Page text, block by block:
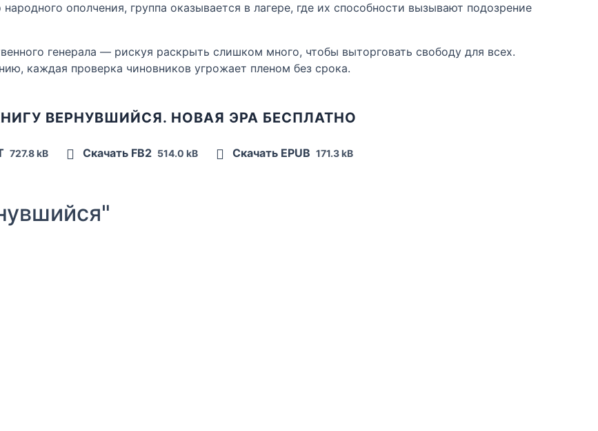
ополчения, группа оказывается в лагере, где их способности вызывают подозрение
генерала — рискуя раскрыть слишком много, чтобы выторговать свободу для всех.
каждая проверка чиновников угрожает пленом без срока.
ВЕРНУВШИЙСЯ. НОВАЯ ЭРА БЕСПЛАТНО
727.8 kB Скачать FB2 514.0 kB Скачать EPUB 171.3 kB